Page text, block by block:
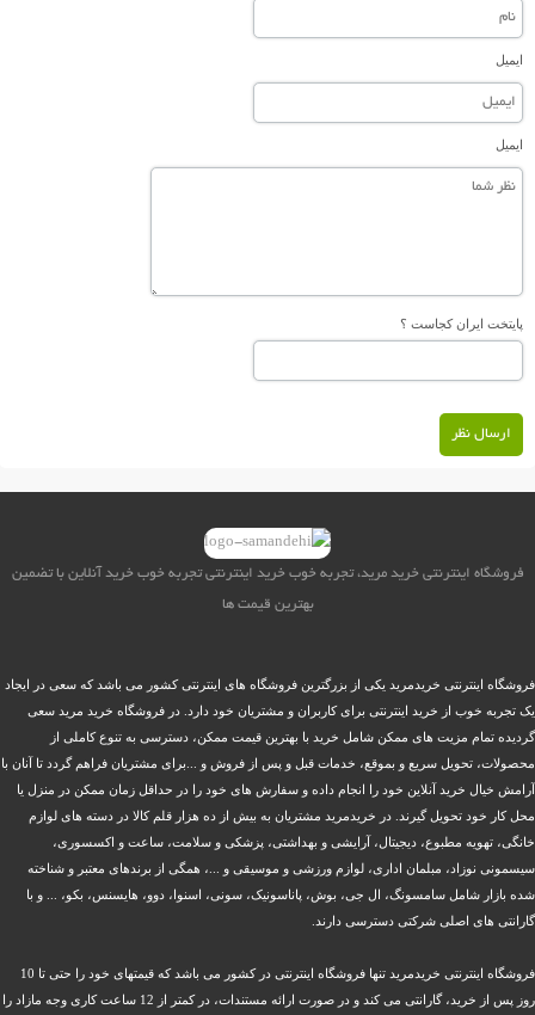
ایمیل
ایمیل
پایتخت ایران کجاست ؟
ارسال نظر
فروشگاه اینترنتی خرید مرید، تجربه خوب خرید اینترنتی تجربه خوب خرید آنلاین با تضمین
بهترین قیمت ها
فروشگاه اینترنتی خریدمرید یکی از بزرگترین فروشگاه های اینترنتی کشور می باشد که سعی در ایجاد
یک تجربه خوب از خرید اینترنتی برای کاربران و مشتریان خود دارد. در فروشگاه خرید مرید سعی
گردیده تمام مزیت های ممکن شامل خرید با بهترین قیمت ممکن، دسترسی به تنوع کاملی از
محصولات، تحویل سریع و بموقع، خدمات قبل و پس از فروش و ...برای مشتریان فراهم گردد تا آنان با
آرامش خیال خرید آنلاین خود را انجام داده و سفارش های خود را در حداقل زمان ممکن در منزل یا
محل کار خود تحویل گیرند. در خریدمرید مشتریان به بیش از ده هزار قلم کالا در دسته های لوازم
خانگی، تهویه مطبوع، دیجیتال، آرایشی و بهداشتی، پزشکی و سلامت، ساعت و اکسسوری،
سیسمونی نوزاد، مبلمان اداری، لوازم ورزشی و موسیقی و ...، همگی از برندهای معتبر و شناخته
شده بازار شامل سامسونگ، ال جی، بوش، پاناسونیک، سونی، اسنوا، دوو، هایسنس، بکو، ... و با
گارانتی های اصلی شرکتی دسترسی دارند.
فروشگاه اینترنتی خریدمرید تنها فروشگاه اینترنتی در کشور می باشد که قیمتهای خود را حتی تا 10
روز پس از خرید، گارانتی می کند و در صورت ارائه مستندات، در کمتر از 12 ساعت کاری وجه مازاد را